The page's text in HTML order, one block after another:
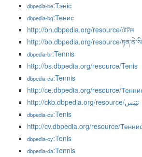
dbpedia-be:Тэніс
dbpedia-bg:Тенис
http://bn.dbpedia.org/resource/টেনিস
http://bo.dbpedia.org/resource/
dbpedia-br:Tennis
http://bs.dbpedia.org/resource/Tenis
dbpedia-ca:Tennis
http://ce.dbpedia.org/resource/
http://ckb.dbpedia.org/resource/تێنس
dbpedia-cs:Tenis
http://cv.dbpedia.org/resource/
dbpedia-cy:Tenis
dbpedia-da:Tennis